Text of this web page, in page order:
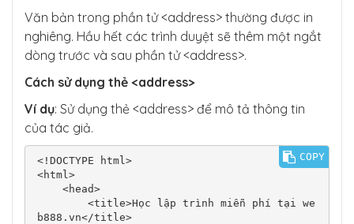
Văn bản trong phần tử <address> thường được in
nghiêng. Hầu hết các trình duyệt sẽ thêm một ngắt
dòng trước và sau phần tử <address>.
Cách sử dụng thẻ <address>
Ví dụ: Sử dụng thẻ <address> để mô tả thông tin
của tác giả.
<!DOCTYPE html>
<html>
b888.vn</title>
COPY